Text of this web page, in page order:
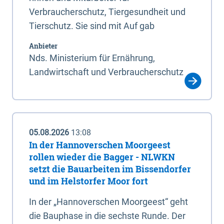
Verbraucherschutz, Tiergesundheit und
Tierschutz. Sie sind mit Auf gab
Anbieter
Nds. Ministerium für Ernährung,
Landwirtschaft und Verbraucherschutz
05.08.2026 13:08
In der Hannoverschen Moorgeest
rollen wieder die Bagger - NLWKN
setzt die Bauarbeiten im Bissendorfer
und im Helstorfer Moor fort
In der „Hannoverschen Moorgeest“ geht
die Bauphase in die sechste Runde. Der